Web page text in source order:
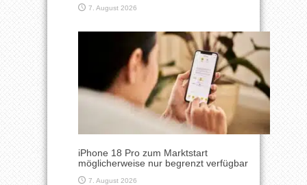
7. August 2026
iPhone 18 Pro zum Marktstart
möglicherweise nur begrenzt verfügbar
7. August 2026